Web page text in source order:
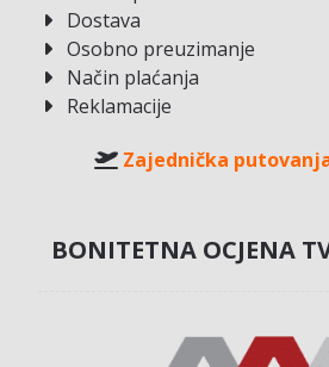
Dostava
Osobno preuzimanje
Način plaćanja
Reklamacije
Zajednička
BONITETNA OCJENA